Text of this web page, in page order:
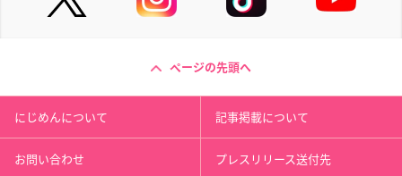
ページの先頭へ
にじめんについて 記事掲載について
お問い合わせ プレスリリース送付先